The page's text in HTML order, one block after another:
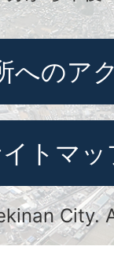
へのア
トマッ
City.